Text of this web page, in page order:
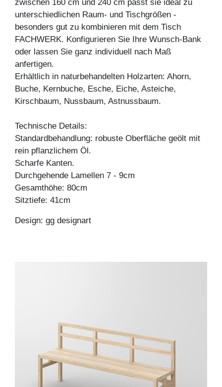
zwischen 160 cm und 240 cm passt sie ideal zu
unterschiedlichen Raum- und Tischgrößen -
besonders gut zu kombinieren mit dem Tisch
FACHWERK. Konfigurieren Sie Ihre Wunsch-Bank
oder lassen Sie ganz individuell nach Maß
anfertigen.
Erhältlich in naturbehandelten Holzarten: Ahorn,
Buche, Kernbuche, Esche, Eiche, Asteiche,
Kirschbaum, Nussbaum, Astnussbaum.
Technische Details:
Standardbehandlung: robuste Oberfläche geölt mit
rein pflanzlichem Öl.
Scharfe Kanten.
Durchgehende Lamellen 7 - 9cm
Gesamthöhe: 80cm
Sitztiefe: 41cm
Design: gg designart